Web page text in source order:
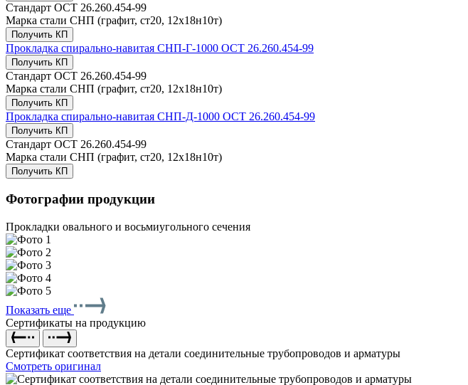
Стандарт ОСТ 26.260.454-99
Марка стали СНП (графит, ст20, 12х18н10т)
Получить КП
Прокладка спирально-навитая СНП-Г-1000 ОСТ 26.260.454-99
Получить КП
Стандарт ОСТ 26.260.454-99
Марка стали СНП (графит, ст20, 12х18н10т)
Получить КП
Прокладка спирально-навитая СНП-Д-1000 ОСТ 26.260.454-99
Получить КП
Стандарт ОСТ 26.260.454-99
Марка стали СНП (графит, ст20, 12х18н10т)
Получить КП
Фотографии продукции
Прокладки овального и восьмиугольного сечения
Показать еще
Сертификаты на продукцию
Сертификат соответствия на детали соединительные трубопроводов и арматуры
Смотреть оригинал